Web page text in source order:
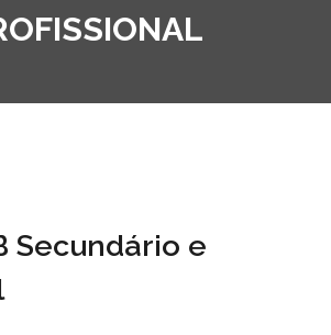
Secundário e